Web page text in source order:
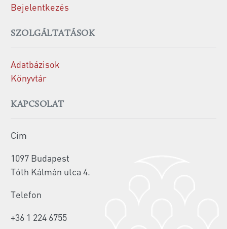
Bejelentkezés
SZOLGÁLTATÁSOK
Adatbázisok
Könyvtár
KAPCSOLAT
Cím
1097 Budapest
Tóth Kálmán utca 4.
Telefon
+36 1 224 6755